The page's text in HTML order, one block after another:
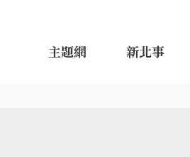
主題網 新北事